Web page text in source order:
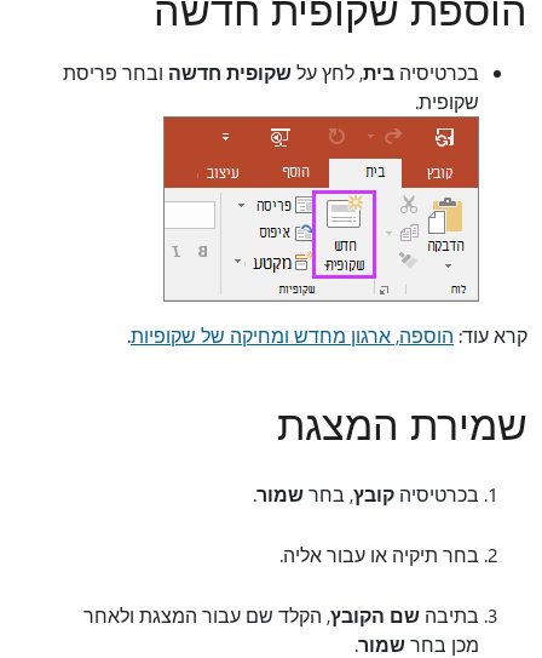
בכרטיסיה בית, לחץ עלשקופית חדשה ובחר פריסת
שקופית.
קרא עוד: הוספה, ארגון מחדש ומחיקה של שקופיות.
שמירת המצגת
בכרטיסיה קובץ, בחרשמור.
בחר תיקיה או עבור אליה.
בתיבה שם הקובץ, הקלד שם עבור המצגת ולאחר
מכן בחרשמור.